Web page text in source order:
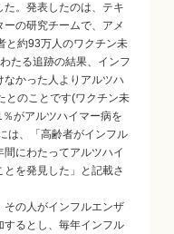
た。発表したのは、テキ
の研究チームで、アメ
と約93万人のワクチン未
たる追跡の結果、インフ
なかった人よりアルツハ
とのことです(ワクチン未
がアルツハイマー病を
は、「高齢者がインフル
にわたってアルツハイ
を発見した」と記載さ
の人がインフルエンザ
するとし、毎年インフル